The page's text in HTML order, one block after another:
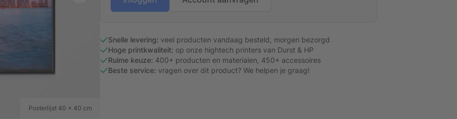
Posterlijst 40 x 40 cm
Snelle levering: veel producten vandaag besteld, morgen bezorgd
Hoge printkwaliteit: op onze hightech printers van Durst & HP
Ruime keuze: 400+ producten en materialen, 450+ accessoires
Beste service: vragen over dit product? We helpen je graag!